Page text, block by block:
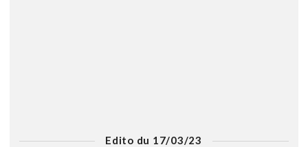
Edito du 17/03/23